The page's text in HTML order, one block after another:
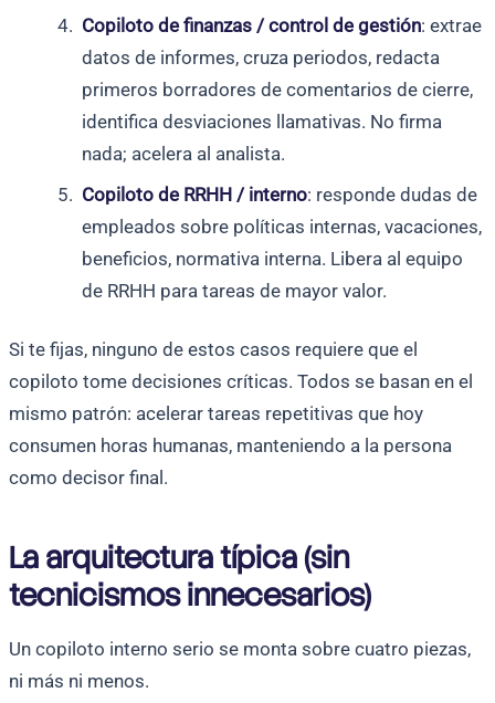
Copiloto de finanzas / control de gestión: extrae
datos de informes, cruza periodos, redacta
primeros borradores de comentarios de cierre,
identifica desviaciones llamativas. No firma
nada; acelera al analista.
Copiloto de RRHH / interno: responde dudas de
empleados sobre políticas internas, vacaciones,
beneficios, normativa interna. Libera al equipo
de RRHH para tareas de mayor valor.
Si te fijas, ninguno de estos casos requiere que el
copiloto tome decisiones críticas. Todos se basan en el
mismo patrón: acelerar tareas repetitivas que hoy
consumen horas humanas, manteniendo a la persona
como decisor final.
La arquitectura típica (sin
tecnicismos innecesarios)
Un copiloto interno serio se monta sobre cuatro piezas,
ni más ni menos.